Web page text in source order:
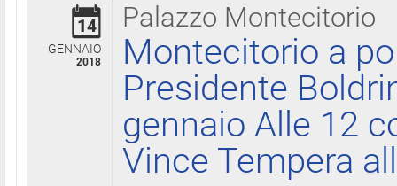
Palazzo Montecitorio
14
GENNAIO
2018
Montecitorio a
Presidente
gennaio Alle 12
Vince Tempera